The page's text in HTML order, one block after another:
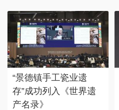
“景德镇手工瓷业遗
存”成功列入《世界遗
产名录》